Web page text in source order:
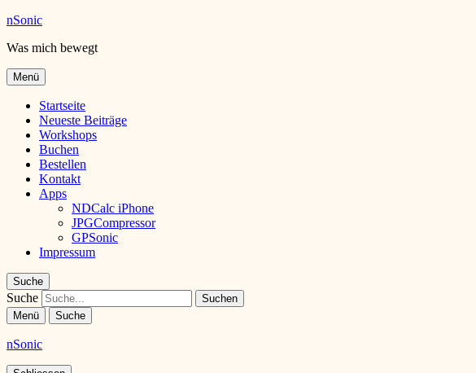
nSonic
Was mich bewegt
Menü
Startseite
Neueste Beiträge
Workshops
Buchen
Bestellen
Kontakt
Apps
NDCalc iPhone
JPGCompressor
GPSonic
Impressum
Suche
Suche
Menü Suche
nSonic